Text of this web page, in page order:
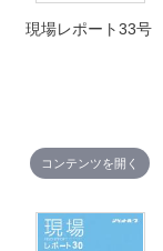
現場レポート33号
コンテンツを開く